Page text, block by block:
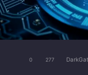
0 277